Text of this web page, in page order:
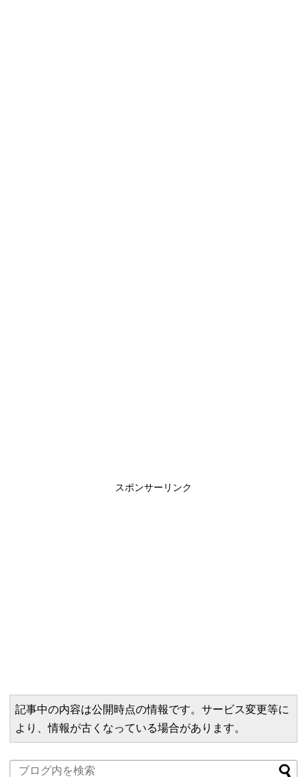
スポンサーリンク
記事中の内容は公開時点の情報です。サービス変更等に
より、情報が古くなっている場合があります。